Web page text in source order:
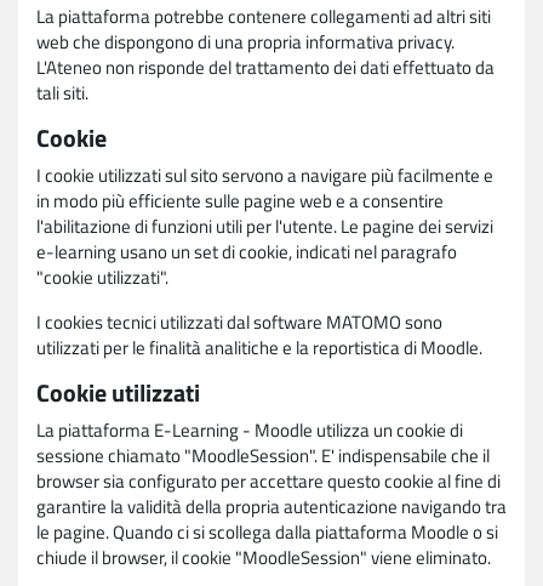
La piattaforma potrebbe contenere collegamenti ad altri siti
web che dispongono di una propria informativa privacy.
L'Ateneo non risponde del trattamento dei dati effettuato da
tali siti.
Cookie
I cookie utilizzati sul sito servono a navigare più facilmente e
in modo più efficiente sulle pagine web e a consentire
l'abilitazione di funzioni utili per l'utente. Le pagine dei servizi
e-learning usano un set di cookie, indicati nel paragrafo
"cookie utilizzati".
I cookies tecnici utilizzati dal software MATOMO sono
utilizzati per le finalità analitiche e la reportistica di Moodle.
Cookie utilizzati
La piattaforma E-Learning - Moodle utilizza un cookie di
sessione chiamato "MoodleSession". E' indispensabile che il
browser sia configurato per accettare questo cookie al fine di
garantire la validità della propria autenticazione navigando tra
le pagine. Quando ci si scollega dalla piattaforma Moodle o si
chiude il browser, il cookie "MoodleSession" viene eliminato.